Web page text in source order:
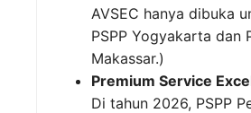
AVSEC hanya dibuka
PSPP Yogyakarta dan
Makassar.)
Premium Service
Di tahun 2026, PSPP